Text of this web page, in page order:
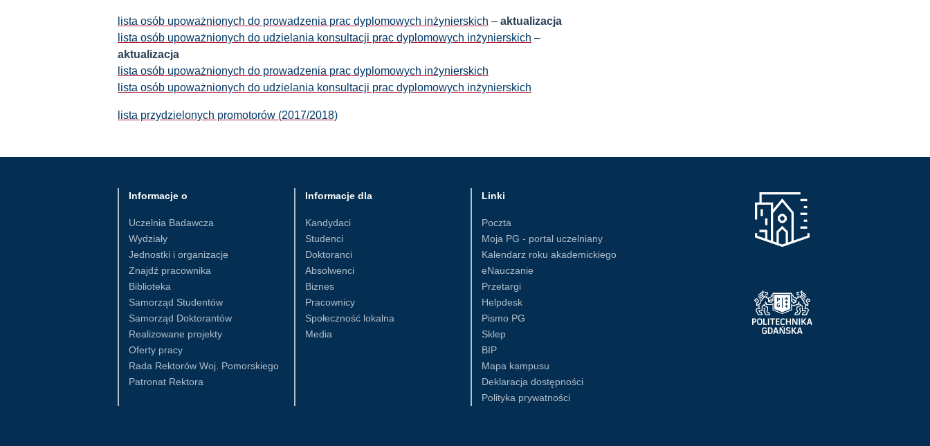
lista osób upoważnionych do prowadzenia prac dyplomowych inżynierskich – aktualizacja
lista osób upoważnionych do udzielania konsultacji prac dyplomowych inżynierskich –
aktualizacja
lista osób upoważnionych do prowadzenia prac dyplomowych inżynierskich
lista osób upoważnionych do udzielania konsultacji prac dyplomowych inżynierskich
lista przydzielonych promotorów (2017/2018)
Informacje o
Uczelnia Badawcza
Wydziały
Jednostki i organizacje
Znajdź pracownika
Biblioteka
Samorząd Studentów
Samorząd Doktorantów
Realizowane projekty
Oferty pracy
Rada Rektorów Woj. Pomorskiego
Patronat Rektora
Informacje dla
Kandydaci
Studenci
Doktoranci
Absolwenci
Biznes
Pracownicy
Społeczność lokalna
Media
Linki
Poczta
Moja PG - portal uczelniany
Kalendarz roku akademickiego
eNauczanie
Przetargi
Helpdesk
Pismo PG
Sklep
BIP
Mapa kampusu
Deklaracja dostępności
Polityka prywatności